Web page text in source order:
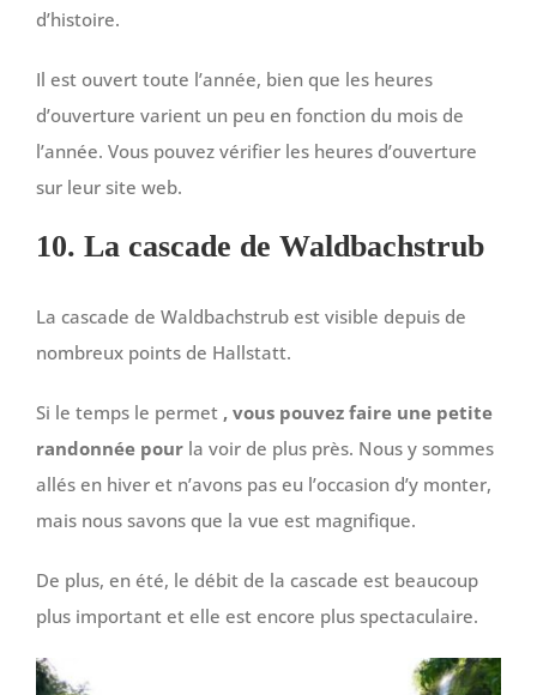
d’histoire.
Il est ouvert toute l’année, bien que les heures
d’ouverture varient un peu en fonction du mois de
l’année. Vous pouvez vérifier les heures d’ouverture
sur leur site web.
10. La cascade de Waldbachstrub
La cascade de Waldbachstrub est visible depuis de
nombreux points de Hallstatt.
Si le temps le permet , vous pouvez faire une petite
randonnée pourla voir de plus près. Nous y sommes
allés en hiver et n’avons pas eu l’occasion d’y monter,
mais nous savons que la vue est magnifique.
De plus, en été, le débit de la cascade est beaucoup
plus important et elle est encore plus spectaculaire.